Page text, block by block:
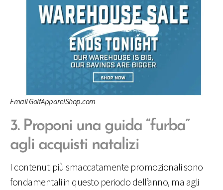
Email GolfApparelShop.com
3. Proponi una guida “furba”
agli acquisti natalizi
I contenuti più smaccatamente promozionali sono
fondamentali in questo periodo dell’anno, ma agli